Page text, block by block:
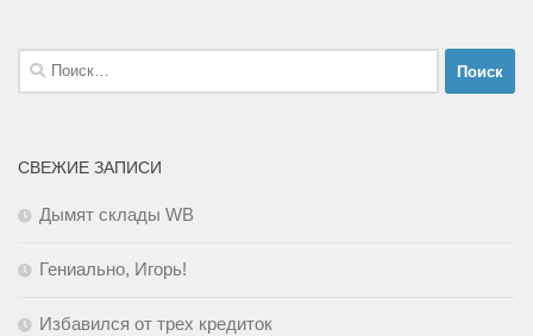
Найти:
СВЕЖИЕ ЗАПИСИ
Дымят склады WB
Гениально, Игорь!
Избавился от трех кредиток